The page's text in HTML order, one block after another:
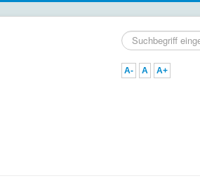
Suchen
...
A- A A+